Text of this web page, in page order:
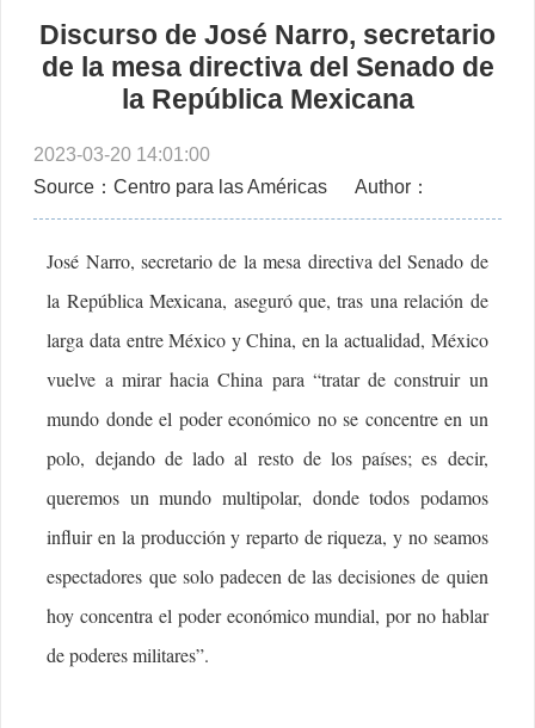
Perfiles y opiniones de los invitados
Discurso de José Narro, secretario
de la mesa directiva del Senado de
la República Mexicana
2023-03-20 14:01:00
Source：Centro para las Américas
Author：
José Narro, secretario de la mesa directiva del Senado de
la República Mexicana, aseguró que, tras una relación de
larga data entre México y China, en la actualidad, México
vuelve a mirar hacia China para “tratar de construir un
mundo donde el poder económico no se concentre en un
polo, dejando de lado al resto de los países; es decir,
queremos un mundo multipolar, donde todos podamos
influir en la producción y reparto de riqueza, y no seamos
espectadores que solo padecen de las decisiones de quien
hoy concentra el poder económico mundial, por no hablar
de poderes militares”.